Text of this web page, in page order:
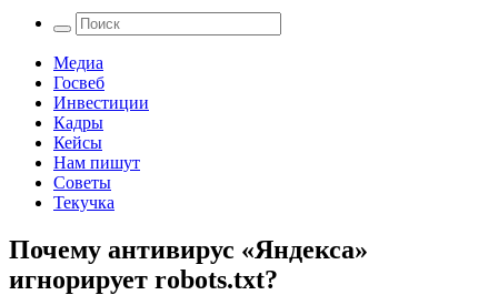
Медиа
Госвеб
Инвестиции
Кадры
Кейсы
Нам пишут
Советы
Текучка
Почему антивирус «Яндекса»
игнорирует robots.txt?